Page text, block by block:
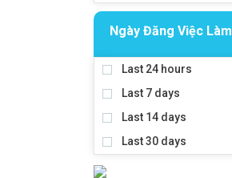
Ngày Đăng Việc Làm
Last 24 hours
Last 7 days
Last 14 days
Last 30 days